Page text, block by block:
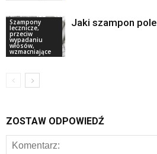
Szampony
lecznicze,
przeciw
wypadaniu
włosów,
wzmacniające
Jaki szampon
ZOSTAW ODPOWIEDŹ